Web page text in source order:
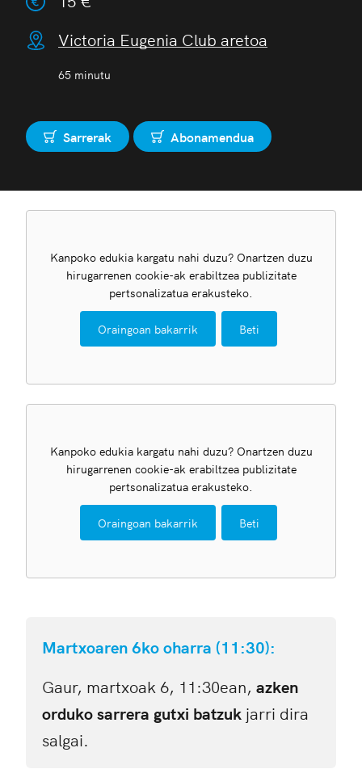
Victoria Eugenia Club aretoa
65 minutu
ErosiSarrerak ErosiAbonamendua
Kanpoko edukia kargatu nahi duzu? Onartzen duzu
hirugarrenen cookie-ak erabiltzea publizitate
pertsonalizatua erakusteko.
Oraingoan bakarrik Beti
Kanpoko edukia kargatu nahi duzu? Onartzen duzu
hirugarrenen cookie-ak erabiltzea publizitate
pertsonalizatua erakusteko.
Oraingoan bakarrik Beti
Martxoaren 6ko oharra (11:30):
Gaur, martxoak 6, 11:30ean, azken
orduko sarrera gutxi batzuk jarri dira
salgai.